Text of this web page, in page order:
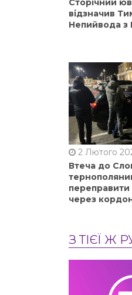
Сторічний
відзначив
Непийвода з
2 Лютого
Втеча до
переправити
через
З ТІЄЇ Ж